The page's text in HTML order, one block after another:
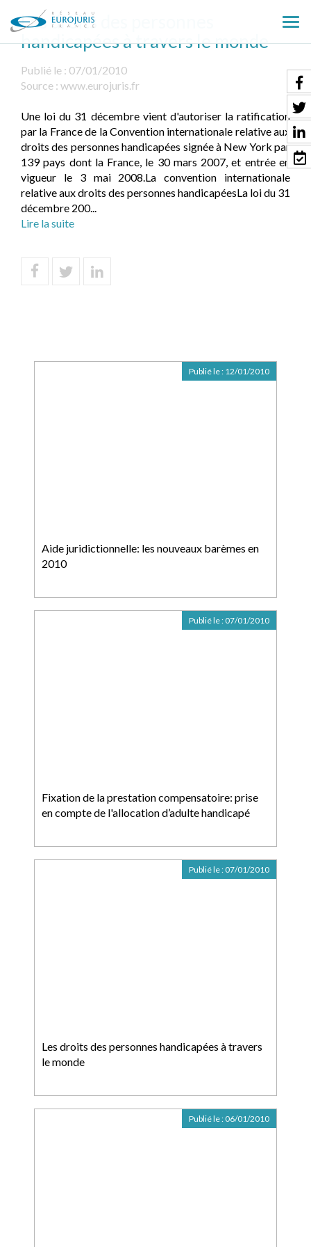
le
Les droits des personnes
handicapées à travers le monde
Publié le : 07/01/2010
Source : www.eurojuris.fr
Une loi du 31 décembre vient d'autoriser la ratification
par la France de la Convention internationale relative aux
droits des personnes handicapées signée à New York par
139 pays dont la France, le 30 mars 2007, et entrée en
vigueur le 3 mai 2008.La convention internationale
relative aux droits des personnes handicapéesLa loi du 31
décembre 200...
Lire la suite
Aide juridictionnelle: les nouveaux barèmes en
2010
Publié le : 12/01/2010
Fixation de la prestation compensatoire: prise
en compte de l'allocation d’adulte handicapé
Publié le : 07/01/2010
Les droits des personnes handicapées à travers
le monde
Publié le : 07/01/2010
Publié le : 06/01/2010